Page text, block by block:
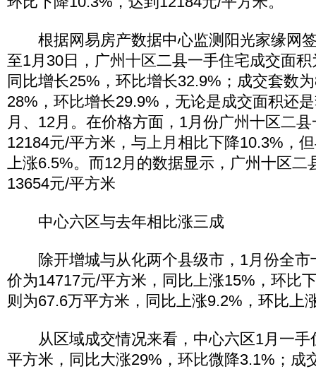
根据网易房产数据中心监测阳光家缘网
至1月30日，广州十区二县一手住宅成交面
同比增长25%，环比增长32.9%；成交套数
28%，环比增长29.9%，无论是成交面积还
月、12月。在价格方面，1月份广州十区二
12184元/平方米，与上月相比下降10.3%，
上涨6.5%。而12月的数据显示，广州十区二
13654元/平方米
中心六区与去年相比涨三成
除开增城与从化两个县级市，1月份全市
价为14717元/平方米，同比上涨15%，环比
则为67.6万平方米，同比上涨9.2%，环比上
从区域成交情况来看，中心六区1月一手
平方米，同比大涨29%，环比微降3.1%；成